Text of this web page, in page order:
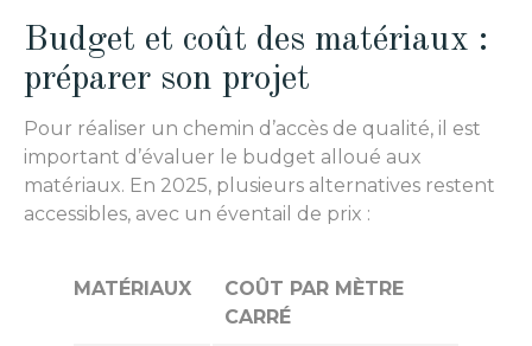
Budget et coût des matériaux :
préparer son projet
Pour réaliser un chemin d’accès de qualité, il est
important d’évaluer le budget alloué aux
matériaux. En 2025, plusieurs alternatives restent
accessibles, avec un éventail de prix :
MATÉRIAUX
COÛT PAR MÈTRE
CARRÉ